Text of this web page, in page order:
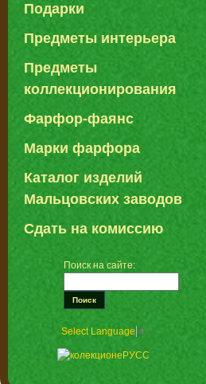
Подарки
Предметы интерьера
Предметы
коллекционирования
Фарфор-фаянс
Марки фарфора
Каталог изделий
Мальцовских заводов
Сдать на комиссию
Поиск на сайте:
Select Language ▼